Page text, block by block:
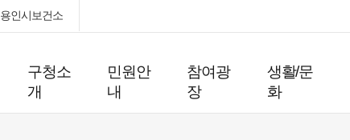
용인시보건소
구청소
개
민원안
내
참여광
장
생활/문
화